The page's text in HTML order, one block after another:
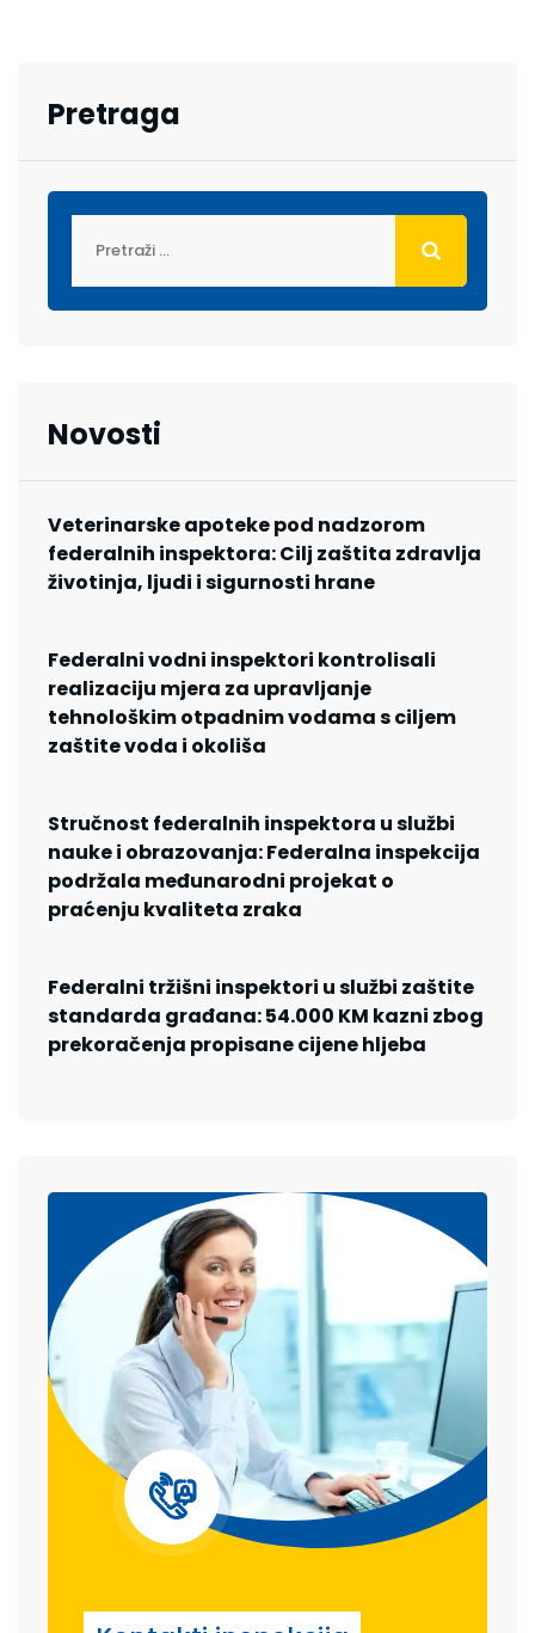
Pretraga
Novosti
Veterinarske apoteke pod nadzorom
federalnih inspektora: Cilj zaštita zdravlja
životinja, ljudi i sigurnosti hrane
Federalni vodni inspektori kontrolisali
realizaciju mjera za upravljanje
tehnološkim otpadnim vodama s ciljem
zaštite voda i okoliša
Stručnost federalnih inspektora u službi
nauke i obrazovanja: Federalna inspekcija
podržala međunarodni projekat o
praćenju kvaliteta zraka
Federalni tržišni inspektori u službi zaštite
standarda građana: 54.000 KM kazni zbog
prekoračenja propisane cijene hljeba